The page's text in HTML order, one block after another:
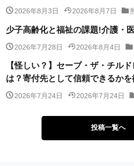
2026年8月3日 2026年8月7日
少子高齢化と福祉の課題!介護・
2026年7月28日 2026年8月4日
【怪しい？】セーブ・ザ・チル
は？寄付先として信頼できるか
2026年7月24日 2026年7月24日
投稿一覧へ